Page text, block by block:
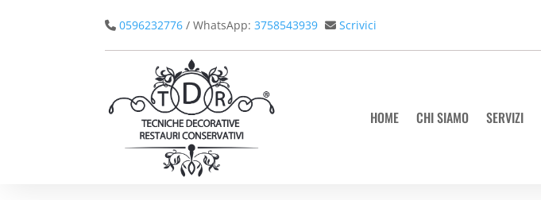
0596232776 / WhatsApp: 3758543939 Scrivici
HOME CHI SIAMO SERVIZI